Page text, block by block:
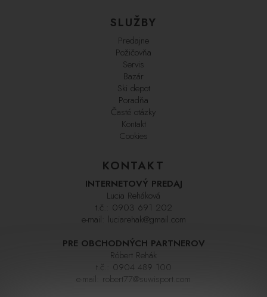
SLUŽBY
Predajne
Požičovňa
Servis
Bazár
Ski depot
Poradňa
Časté otázky
Kontakt
Cookies
KONTAKT
INTERNETOVÝ PREDAJ
Lucia Reháková
t.č.: 0903 691 202
e-mail: luciarehak@gmail.com
PRE OBCHODNÝCH PARTNEROV
Róbert Rehák
t.č.: 0904 489 100
e-mail: robert77@suwisport.com